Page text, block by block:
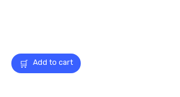
Add to cart